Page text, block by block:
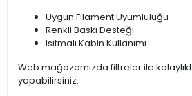
Uygun Filament Uyumluluğu
Renkli Baskı Desteği
Isıtmalı Kabin Kullanımı
Web mağazamızda filtreler ile
yapabilirsiniz.